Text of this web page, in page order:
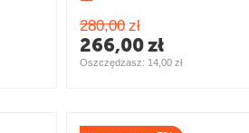
280,00 zł
266,00zł
Oszczędzasz: 14,00 zł